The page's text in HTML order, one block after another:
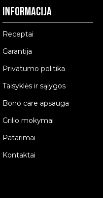
Informacija
Receptai
Garantija
Privatumo politika
Taisyklės ir sąlygos
Bono care apsauga
Grilio mokymai
Patarimai
Kontaktai